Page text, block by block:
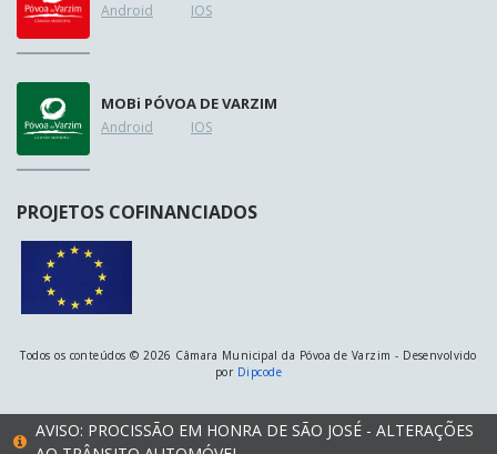
Android IOS
MOBi PÓVOA DE VARZIM
Android IOS
PROJETOS COFINANCIADOS
Todos os conteúdos © 2026 Câmara Municipal da Póvoa de Varzim - Desenvolvido
por Dipcode
AVISO: PROCISSÃO EM HONRA DE SÃO JOSÉ - ALTERAÇÕES